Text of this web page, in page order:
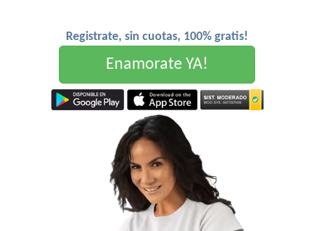
Registrate, sin cuotas, 100% gratis!
Enamorate YA!